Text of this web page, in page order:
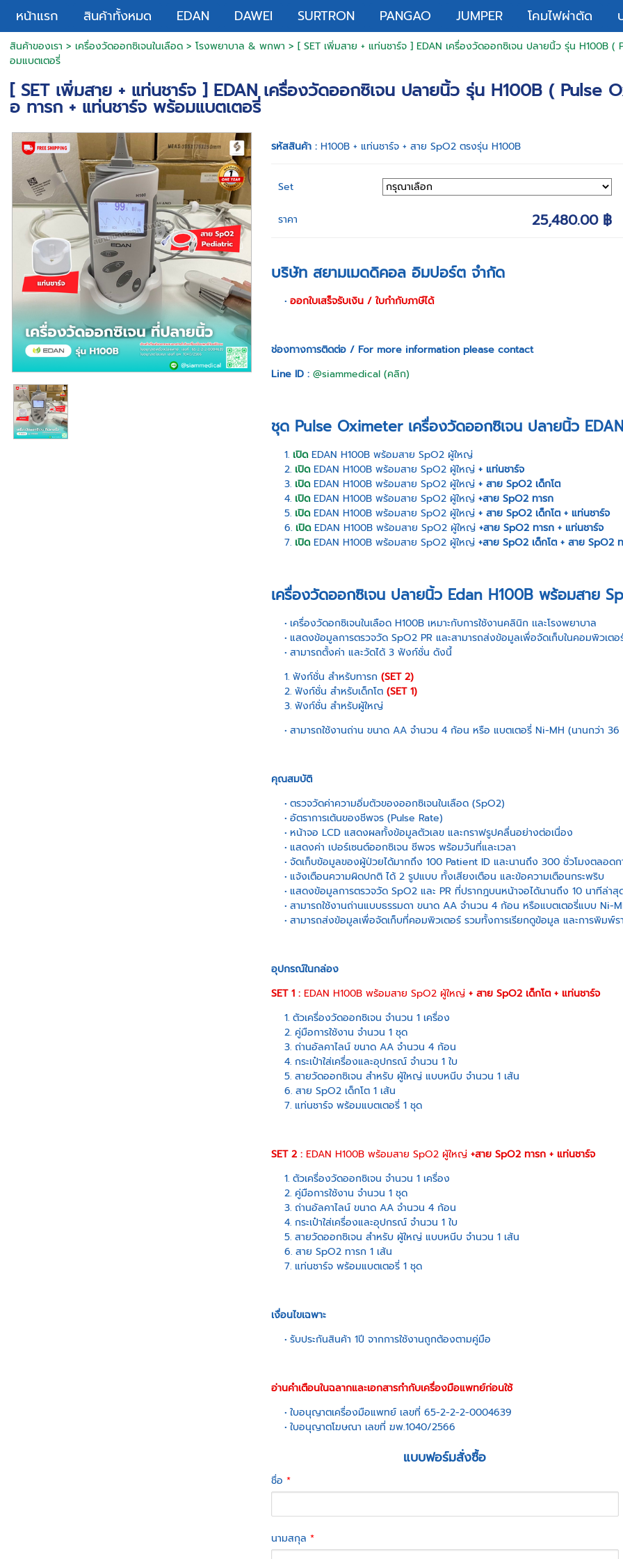
หน้าแรก สินค้าทั้งหมด EDAN DAWEI SURTRON PANGAO JUMPER โคมไฟผ่าตัด
สินค้าของเรา > เครื่องวัดออกซิเจนในเลือด> โรงพยาบาล & พกพา > [ SET เพิ่มสาย + แท่นชาร์จ ] EDAN เครื่องวัดออกซิเจน ปลายนิ้ว รุ่น
อมแบตเตอรี่
[ SET เพิ่มสาย + แท่นชาร์จ ] EDAN เครื่องวัดออกซิเจน ปลายนิ้ว รุ่น H100B (
อ ทารก + แท่นชาร์จ พร้อมแบตเตอรี่
รหัสสินค้า : H100B + แท่นชาร์จ + สาย SpO2 ตรงรุ่น H100B
Set
ราคา 25,480.00 ฿
บริษัท สยามเมดดิคอล อิมปอร์ต จำกัด
ออกใบเสร็จรับเงิน / ใบกำกับภาษีได้
ช่องทางการติดต่อ / For more information please contact
Line ID : @siammedical (คลิก)
ชุด Pulse Oximeter เครื่องวัดออกซิเจน ปลายนิ้ว
เปิดEDAN H100B พร้อมสาย SpO2 ผู้ใหญ่
เปิดEDAN H100B พร้อมสาย SpO2 ผู้ใหญ่ + แท่นชาร์จ
เปิดEDAN H100B พร้อมสาย SpO2 ผู้ใหญ่ + สาย SpO2 เด็กโต
เปิดEDAN H100B พร้อมสาย SpO2 ผู้ใหญ่ +สาย SpO2 ทารก
เปิดEDAN H100B พร้อมสาย SpO2 ผู้ใหญ่ + สาย SpO2 เด็กโต + แท่นชาร์จ
เปิดEDAN H100B พร้อมสาย SpO2 ผู้ใหญ่ +สาย SpO2 ทารก + แท่นชาร์จ
เปิดEDAN H100B พร้อมสาย SpO2 ผู้ใหญ่ +สาย SpO2 เด็กโต + สาย SpO2
เครื่องวัดออกซิเจน ปลายนิ้ว Edan H100B พร้อมสาย
เครื่องวัดอกซิเจนในเลือด H100B เหมาะกับการใช้งานคลินิก เเละโรงพยาบาล
แสดงข้อมูลการตรวจวัด SpO2 PR และสามารถส่งข้อมูลเพื่อจัดเก็บในคอมพิวเตอ
สามารถตั้งค่า และวัดได้ 3 ฟังก์ชั่น ดังนี้
ฟังก์ชั่น สำหรับทารก (SET 2)
ฟังก์ชั่น สำหรับเด็กโต (SET 1)
ฟังก์ชั่น สำหรับผู้ใหญ่
สามารถใช้งานถ่าน ขนาด AA จำนวน 4 ก้อน หรือ แบตเตอรี่ Ni-MH (นานกว่า 36
คุณสมบัติ
ตรวจวัดค่าความอิ่มตัวของออกซิเจนในเลือด (SpO2)
อัตราการเต้นของชีพจร (Pulse Rate)
หน้าจอ LCD แสดงผลทั้งข้อมูลตัวเลข และกราฟรูปคลื่นอย่างต่อเนื่อง
แสดงค่า เปอร์เซนต์ออกซิเจน ชีพจร พร้อมวันที่และเวลา
จัดเก็บข้อมูลของผู้ป่วยได้มากถึง 100 Patient ID และนานถึง 300 ชั่วโมงตลอดก
แจ้งเตือนความผิดปกติ ได้ 2 รูปแบบ ทั้งเสียงเตือน และข้อความเตือนกระพริบ
แสดงข้อมูลการตรวจวัด SpO2 และ PR ที่ปรากฎบนหน้าจอได้นานถึง 10 นาทีล่าสุ
สามารถใช้งานถ่านแบบธรรมดา ขนาด AA จำนวน 4 ก้อน หรือแบตเตอรี่แบบ
สามารถส่งข้อมูลเพื่อจัดเก็บที่คอมพิวเตอร์ รวมทั้งการเรียกดูข้อมูล และการพิมพ์
อุปกรณ์ในกล่อง
SET 1 : EDAN H100B พร้อมสาย SpO2 ผู้ใหญ่ + สาย SpO2 เด็กโต + แท่นชาร์จ
ตัวเครื่องวัดออกซิเจน จำนวน 1 เครื่อง
คู่มือการใช้งาน จำนวน 1 ชุด
ถ่านอัลคาไลน์ ขนาด AA จำนวน 4 ก้อน
กระเป๋าใส่เครื่องและอุปกรณ์ จำนวน 1 ใบ
สายวัดออกซิเจน สำหรับ ผู้ใหญ่ แบบหนีบ จำนวน 1 เส้น
สาย SpO2 เด็กโต 1 เส้น
แท่นชาร์จ พร้อมแบตเตอรี่ 1 ชุด
SET 2 : EDAN H100B พร้อมสาย SpO2 ผู้ใหญ่ +สาย SpO2 ทารก + แท่นชาร์จ
ตัวเครื่องวัดออกซิเจน จำนวน 1 เครื่อง
คู่มือการใช้งาน จำนวน 1 ชุด
ถ่านอัลคาไลน์ ขนาด AA จำนวน 4 ก้อน
กระเป๋าใส่เครื่องและอุปกรณ์ จำนวน 1 ใบ
สายวัดออกซิเจน สำหรับ ผู้ใหญ่ แบบหนีบ จำนวน 1 เส้น
สาย SpO2 ทารก 1 เส้น
แท่นชาร์จ พร้อมแบตเตอรี่ 1 ชุด
เงื่อนไขเฉพาะ
รับประกันสินค้า 1ปี จากการใช้งานถูกต้องตามคู่มือ
อ่านคำเตือนในฉลากและเอกสารกำกับเครื่องมือแพทย์ก่อนใช้
ใบอนุญาตเครื่องมือแพทย์ เลขที่ 65-2-2-2-0004639
ใบอนุญาตโฆษณา เลขที่ ฆพ.1040/2566
แบบฟอร์มสั่งซื้อ
ชื่อ *
นามสกุล *